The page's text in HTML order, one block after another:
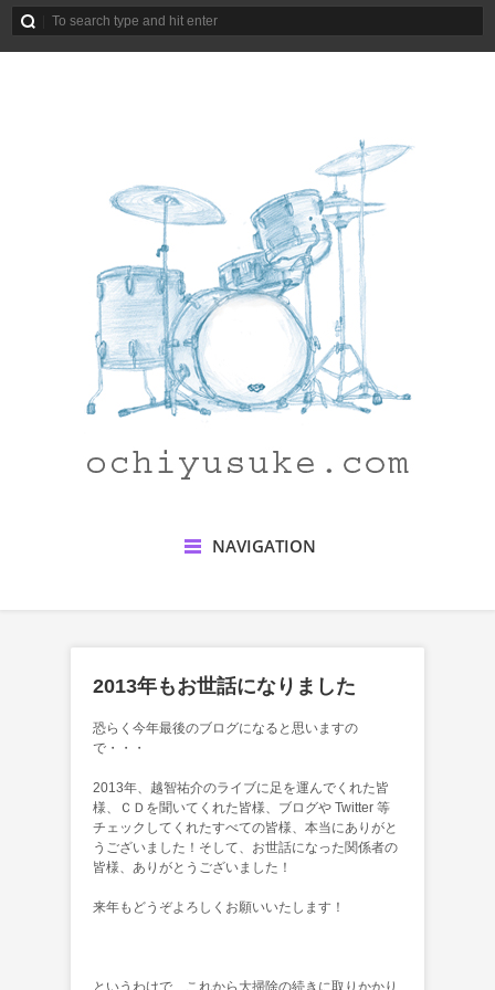
NAVIGATION
2013年もお世話になりました
恐らく今年最後のブログになると思いますの
で・・・
2013年、越智祐介のライブに足を運んでくれた皆
様、ＣＤを聞いてくれた皆様、ブログや Twitter 等
チェックしてくれたすべての皆様、本当にありがと
うございました！そして、お世話になった関係者の
皆様、ありがとうございました！
来年もどうぞよろしくお願いいたします！
というわけで、これから大掃除の続きに取りかかり